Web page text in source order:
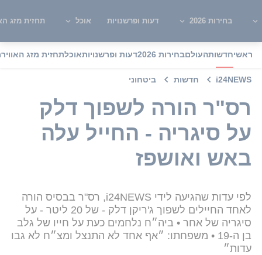
בחירות 2026 דעות ופרשנויות אוכל תחזית מזג
ראשיחדשותהעולםבחירות 2026 דעות ופרשנויותאוכלתחזית מזג האוויר
i24NEWS חדשות ביטחוני
רס"ר הורה לשפוך דלק
על סיגריה - החייל עלה
באש ואושפז
לפי עדות שהגיעה לידי i24NEWS, רס"ר בבסיס הורה
לאחד החיילים לשפוך ג'ריקן דלק - של 20 ליטר - על
סיגריה של אחר • ביה״ח נלחמים כעת על חייו של גלב
בן ה-19 • משפחתו: ״אף אחד לא התנצל ומצ״ח לא גבו
עדות״